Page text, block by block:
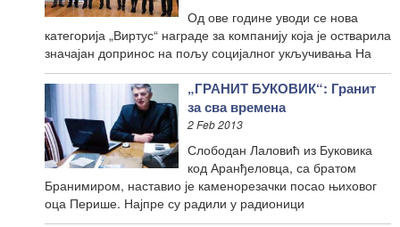
Од ове године уводи се нова
категорија „Виртус“ награде за компанију која је остварила
значајан допринос на пољу социјалног укључивања На
„ГРАНИТ БУКОВИК“: Гранит
за сва времена
2 Feb 2013
Слободан Лаловић из Буковика
код Аранђеловца, са братом
Бранимиром, наставио је каменорезачки посао њиховог
оца Перише. Најпре су радили у радионици